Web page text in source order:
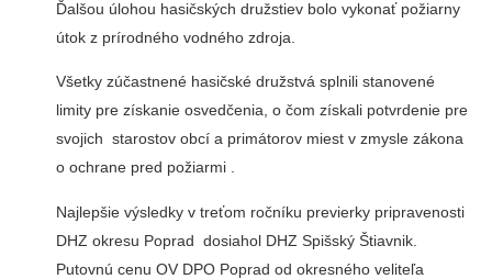
Ďalšou úlohou hasičských družstiev bolo vykonať požiarny
útok z prírodného vodného zdroja.
Všetky zúčastnené hasičské družstvá splnili stanovené
limity pre získanie osvedčenia, o čom získali potvrdenie pre
svojich starostov obcí a primátorov miest v zmysle zákona
o ochrane pred požiarmi .
Najlepšie výsledky v treťom ročníku previerky pripravenosti
DHZ okresu Poprad dosiahol DHZ Spišský Štiavnik.
Putovnú cenu OV DPO Poprad od okresného veliteľa